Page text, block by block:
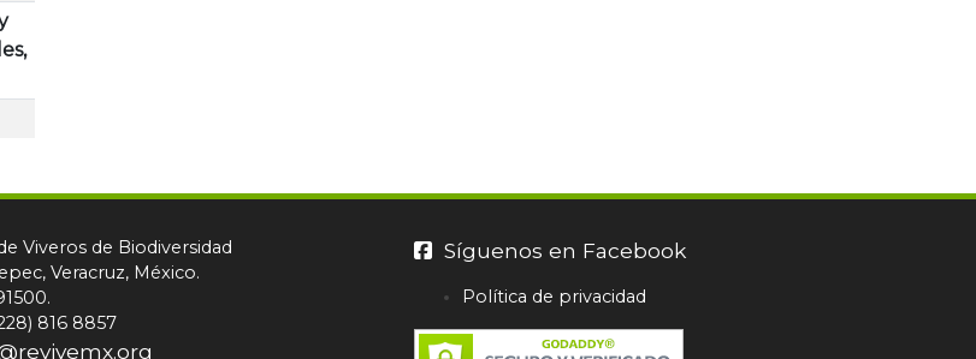
Viveros de Biodiversidad
Veracruz, México.
816 8857
Síguenos en Facebook
Política de privacidad